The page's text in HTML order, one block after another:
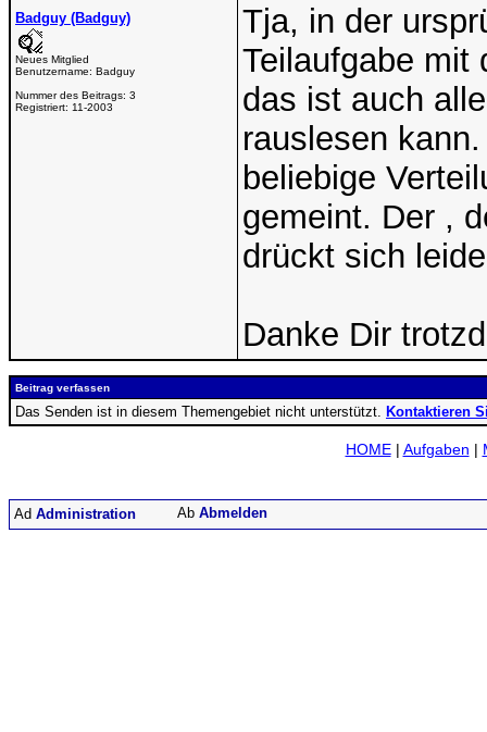
Badguy (Badguy)
Neues Mitglied
Benutzername: Badguy
Nummer des Beitrags: 3
Registriert: 11-2003
Tja, in der
Teilaufgabe mit
das ist auch
rauslesen
beliebige
gemeint. Der ,
drückt sich
Danke Dir
Beitrag verfassen
Das Senden ist in diesem Themengebiet nicht unterstützt. Kontaktieren
HOME| Aufgaben |
Administration Abmelden